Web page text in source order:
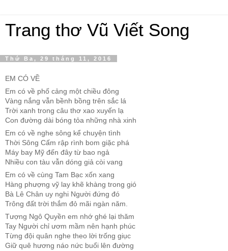
Trang thơ Vũ Viết Song
Thứ Ba, 29 tháng 11, 2016
EM CÓ VỀ
Em có về phố cảng một chiều đông
Vàng nắng vẫn bềnh bồng trên sắc lá
Trời xanh trong câu thơ xao xuyến lạ
Con đường dài bóng tỏa những nhà xinh
Em có về nghe sông kể chuyện tình
Thời Sông Cấm rập rình bom giặc phá
Máy bay Mỹ đến đây từ bao ngả
Nhiều con tàu vẫn dóng giả còi vang
Em có về cùng Tam Bạc xốn xang
Hàng phượng vỹ lay khẽ khàng trong gió
Bà Lê Chân uy nghi Người đứng đó
Trông đất trời thắm đỏ mãi ngàn năm.
Tượng Ngô Quyền em nhớ ghé lại thăm
Tay Người chỉ ươm mầm nên hạnh phúc
Từng đội quân nghe theo lời trống giục
Giữ quê hương náo nức buổi lên đường